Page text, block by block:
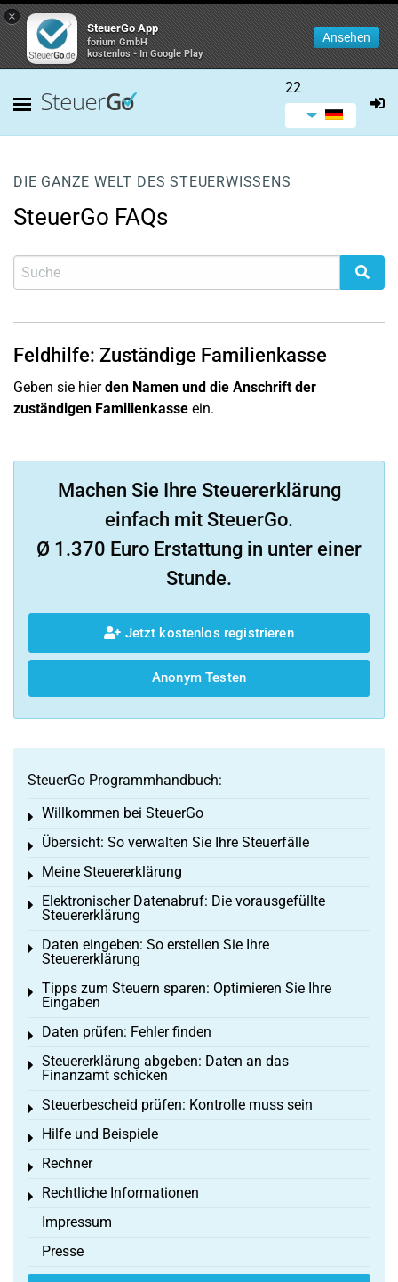
×
SteuerGo App
forium GmbH
kostenlos - In Google Play
Ansehen
22
DIE GANZE WELT DES STEUERWISSENS
SteuerGo FAQs
Feldhilfe: Zuständige Familienkasse
Geben sie hierden Namen und die Anschrift der
zuständigen Familienkasse ein.
Machen Sie Ihre Steuererklärung
einfach mit SteuerGo.
Ø 1.370 Euro Erstattung in unter einer
Stunde.
Jetzt kostenlos registrieren
Anonym Testen
SteuerGo Programmhandbuch:
Willkommen bei SteuerGo
Toggle menu
Übersicht: So verwalten Sie Ihre Steuerfälle
Toggle menu
Meine Steuererklärung
Toggle menu
Elektronischer Datenabruf: Die vorausgefüllte
Steuererklärung
Toggle menu
Daten eingeben: So erstellen Sie Ihre
Steuererklärung
Toggle menu
Tipps zum Steuern sparen: Optimieren Sie Ihre
Eingaben
Toggle menu
Daten prüfen: Fehler finden
Toggle menu
Steuererklärung abgeben: Daten an das
Finanzamt schicken
Toggle menu
Steuerbescheid prüfen: Kontrolle muss sein
Toggle menu
Hilfe und Beispiele
Toggle menu
Rechner
Toggle menu
Rechtliche Informationen
Toggle menu
Impressum
Presse